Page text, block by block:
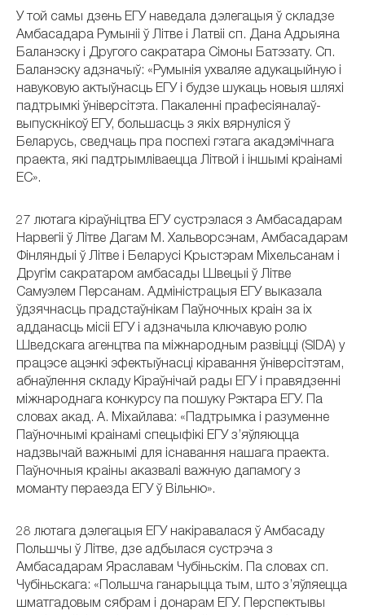
У той самы дзень ЕГУ наведала дэлегацыя ў складзе
Амбасадара Румыніі ў Літве і Латвіі сп. Дана Адрыяна
Баланэску і Другого сакратара Сімоны Батэзату. Сп.
Баланэску адзначыў: «Румынія ухваляе адукацыйную і
навуковую актыўнасць ЕГУ і будзе шукаць новыя шляхі
падтрымкі ўніверсітэта. Пакаленні прафесіяналаў-
выпускнікоў ЕГУ, большасць з якіх вярнуліся ў
Беларусь, сведчаць пра поспехі гэтага акадэмічнага
праекта, які падтрымліваецца Літвой і іншымі краінамі
ЕС».
27 лютага кіраўніцтва ЕГУ сустрэлася з Амбасадарам
Нарвегіі ў Літве Дагам М. Хальворсэнам, Амбасадарам
Фінляндыі ў Літве і Беларусі Крыстэрам Міхельсанам і
Другім сакратаром амбасады Швецыі ў Літве
Самуэлем Персанам. Адміністрацыя ЕГУ выказала
ўдзячнасць прадстаўнікам Паўночных краін за іх
адданасць місіі ЕГУ і адзначыла ключавую ролю
Шведскага агенцтва па міжнародным развіцці (SIDA) у
працэсе ацэнкі эфектыўнасці кіравання ўніверсітэтам,
абнаўлення складу Кіраўнічай рады ЕГУ і правядзенні
міжнароднага конкурсу па пошуку Рэктара ЕГУ. Па
словах акад. А. Міхайлава: «Падтрымка і разуменне
Паўночнымі краінамі спецыфікі ЕГУ з’яўляюцца
надзвычай важнымі для існавання нашага праекта.
Паўночныя краіны аказвалі важную дапамогу з
моманту пераезда ЕГУ ў Вільню».
28 лютага дэлегацыя ЕГУ накіравалася ў Амбасаду
Польшчы ў Літве, дзе адбылася сустрэча з
Амбасадарам Яраславам Чубіньскім. Па словах сп.
Чубіньскага: «Польшча ганарыцца тым, што з’яўляецца
шматгадовым сябрам і донарам ЕГУ. Перспектывы